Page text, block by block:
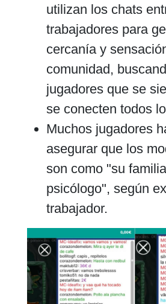
utilizan los chats
trabajadores para
cercanía y
comunidad,
jugadores que se
se conecten todos
Muchos jugadores
asegurar que los
son como "su
psicólogo", según
trabajador.